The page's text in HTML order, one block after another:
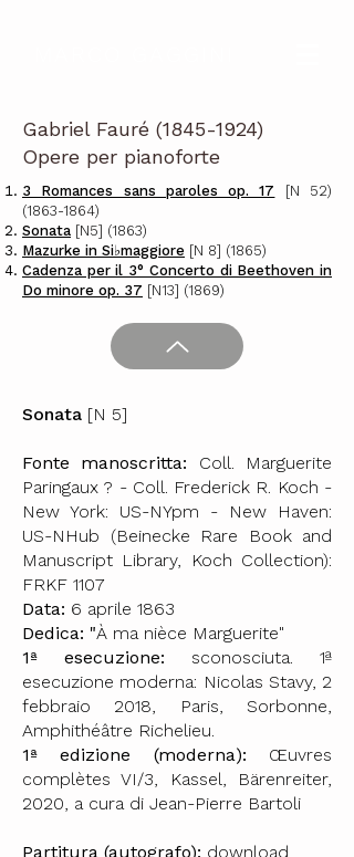
Gabriel Fauré (1845-1924)
Opere per pianoforte
3 Romances sans paroles op. 17
[N 52)
(1863-1864)
Sonata [N5] (1863)
Mazurke in Si♭maggiore [N 8] (1865)
Cadenza per il 3° Concerto di Beethoven in
Do minore op. 37 [N13] (1869)
Sonata [N 5]
Fonte manoscritta: Coll. Marguerite
Paringaux ? - Coll. Frederick R. Koch -
New York: US-NYpm - New Haven:
US-NHub (Beinecke Rare Book and
Manuscript Library, Koch Collection):
FRKF 1107
Data: 6 aprile 1863
Dedica: "À ma nièce Marguerite"
1ª esecuzione: sconosciuta. 1ª
esecuzione moderna: Nicolas Stavy, 2
febbraio 2018, Paris, Sorbonne,
Amphithéâtre Richelieu.
1ª edizione (moderna): Œuvres
complètes VI/3, Kassel, Bärenreiter,
2020, a cura di Jean-Pierre Bartoli
Partitura (autografo): download